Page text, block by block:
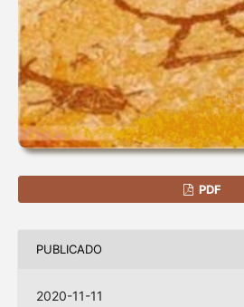
PDF
PUBLICADO
2020-11-11